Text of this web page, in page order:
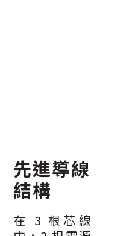
先進導線
結構
在 3 根芯線